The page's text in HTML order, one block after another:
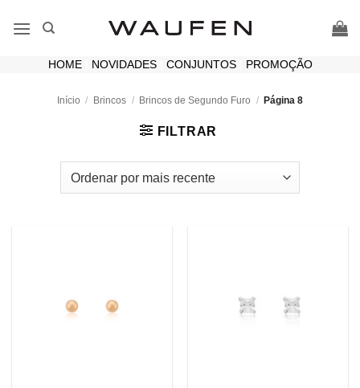
HOME| NOVIDADES| CONJUNTOS| PROMOÇÃO
Início / Brincos / Brincos de Segundo Furo / Página 8
FILTRAR